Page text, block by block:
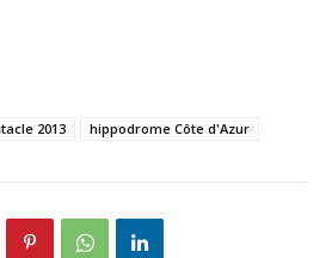
2013 hippodrome Côte d'Azur